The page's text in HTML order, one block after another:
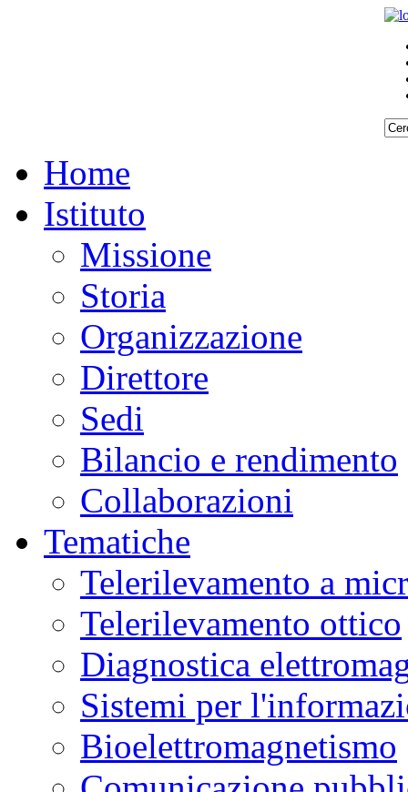
Home
Istituto
Missione
Storia
Organizzazione
Direttore
Sedi
Bilancio e rendimento
Collaborazioni
Tematiche
Telerilevamento a
Telerilevamento ottico
Diagnostica
Sistemi per
Bioelettromagnetismo